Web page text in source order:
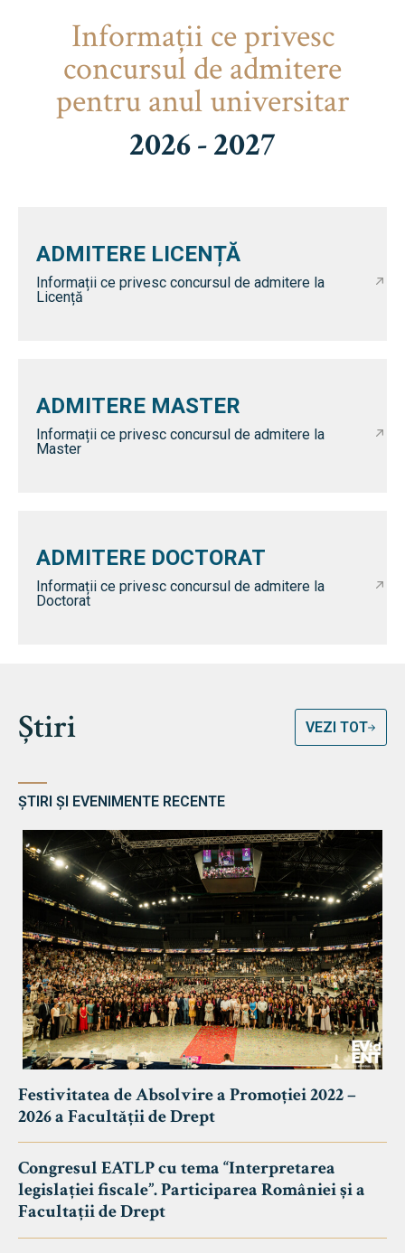
Informaţii ce privesc
concursul de admitere
pentru anul universitar
2026 - 2027
ADMITERE LICENȚĂ
Informații ce privesc concursul de admitere la
Licență
ADMITERE MASTER
Informații ce privesc concursul de admitere la
Master
ADMITERE DOCTORAT
Informații ce privesc concursul de admitere la
Doctorat
Știri VEZI TOT
ȘTIRI ȘI EVENIMENTE RECENTE
Festivitatea de Absolvire a Promoției 2022 –
2026 a Facultății de Drept
Congresul EATLP cu tema “Interpretarea
legislației fiscale”. Participarea României și a
Facultații de Drept